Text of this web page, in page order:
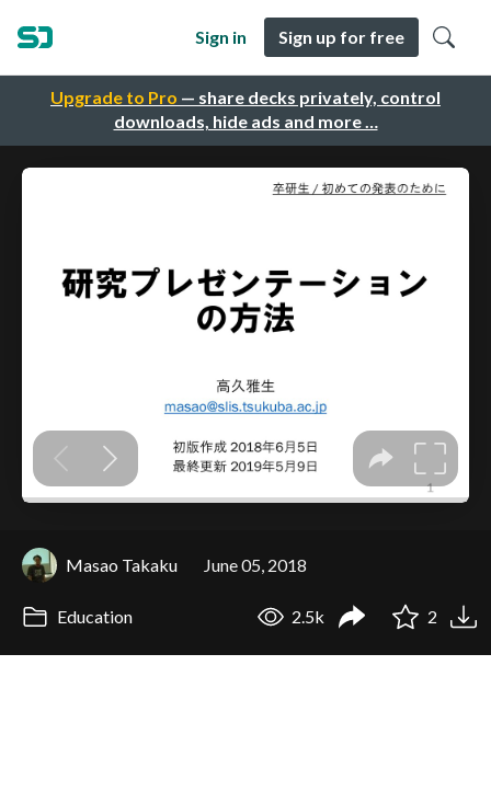
Upgrade to Pro — share decks privately, control
downloads, hide ads and more …
Sign in Sign up for free
Masao Takaku June 05, 2018
Education 2.5k 2